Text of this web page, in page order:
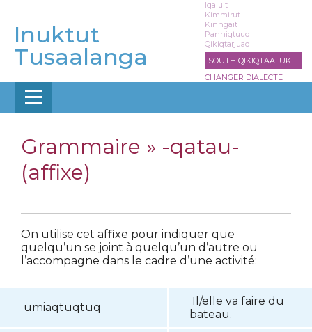
contenu
principal
Inuktut
Tusaalanga
Iqaluit
Kimmirut
Kinngait
Panniqtuuq
Qikiqtarjuaq
SOUTH QIKIQTAALUK
CHANGER DIALECTE
Grammaire » -qatau-
(affixe)
On utilise cet affixe pour indiquer que
quelqu’un se joint à quelqu’un d’autre ou
l’accompagne dans le cadre d’une activité:
umiaqtuqtuq
Il/elle va faire du
bateau.